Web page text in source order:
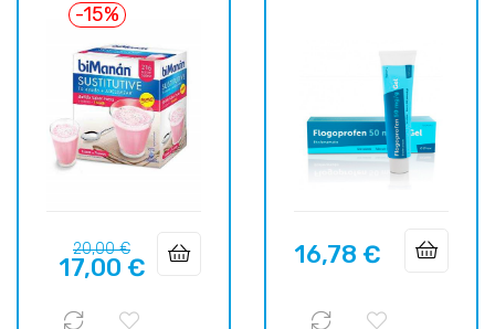
-15%
Precio
regular
20,00 €Precio
17,00 € Precio
16,78 €